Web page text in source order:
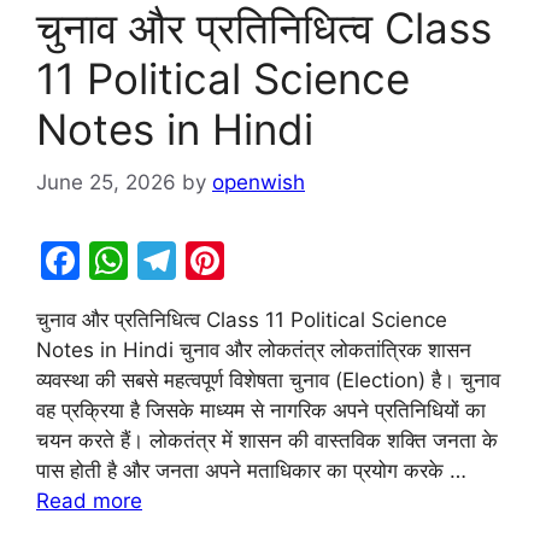
चुनाव और प्रतिनिधित्व Class
11 Political Science
Notes in Hindi
June 25, 2026 by openwish
F
a
c
e
b
o
o
W
h
at
s
A
p
p
T
el
e
gr
a
m
er
e
st
चुनाव और प्रतिनिधित्व Class 11 Political Science
Notes in Hindi चुनाव और लोकतंत्र लोकतांत्रिक शासन
व्यवस्था की सबसे महत्वपूर्ण विशेषता चुनाव (Election) है। चुनाव
वह प्रक्रिया है जिसके माध्यम से नागरिक अपने प्रतिनिधियों का
चयन करते हैं। लोकतंत्र में शासन की वास्तविक शक्ति जनता के
पास होती है और जनता अपने मताधिकार का प्रयोग करके …
Read more